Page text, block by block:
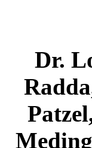
Dr.